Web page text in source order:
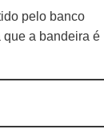
pelo banco
que a bandeira é